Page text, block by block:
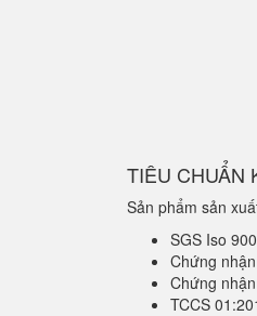
TIÊU CHUẨN
Sản phẩm sản
SGS Iso
Chứng
Chứng
TCCS